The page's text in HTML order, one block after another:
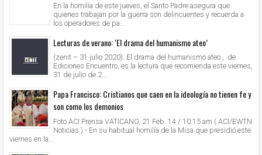
En la homilía de este jueves, el Santo Padre asegura que
quienes trabajan por la guerra son delincuentes y recuerda a
los operadores de pa...
Lecturas de verano: ‘El drama del humanismo ateo’
(zenit – 31 julio 2020). El drama del humanismo ateo , de
Ediciones Encuentro, es la lectura que recomienda este viernes,
31 de julio de 2...
Papa Francisco: Cristianos que caen en la ideología no tienen fe y
son como los demonios
Foto ACI Prensa VATICANO, 21 Feb. 14 / 10:15 am ( ACI/EWTN
Noticias ).- En su habitual homilía de la Misa que presidió este
viernes en la...